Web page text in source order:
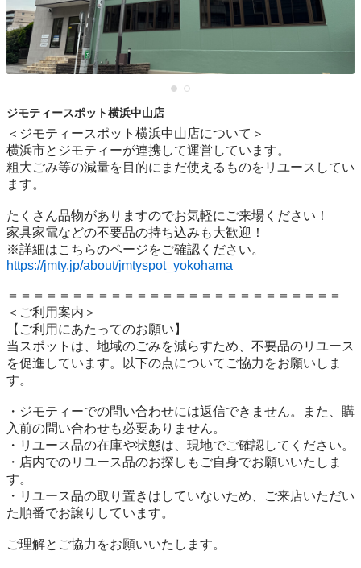
ジモティースポット横浜中山店
＜ジモティースポット横浜中山店について＞
横浜市とジモティーが連携して運営しています。
粗⼤ごみ等の減量を⽬的にまだ使えるものをリユースしてい
ます。
たくさん品物がありますのでお気軽にご来場ください！
家具家電などの不要品の持ち込みも大歓迎！
https://jmty.jp/about/jmtyspot_yokohama
＝＝＝＝＝＝＝＝＝＝＝＝＝＝＝＝＝＝＝＝＝＝＝＝＝＝
＜ご利用案内＞
【ご利用にあたってのお願い】
当スポットは、地域のごみを減らすため、不要品のリユース
を促進しています。以下の点についてご協力をお願いしま
す。
・ジモティーでの問い合わせには返信できません。また、購
入前の問い合わせも必要ありません。
・リユース品の在庫や状態は、現地でご確認してください。
・店内でのリユース品のお探しもご自身でお願いいたしま
す。
・リユース品の取り置きはしていないため、ご来店いただい
た順番でお譲りしています。
ご理解とご協力をお願いいたします。